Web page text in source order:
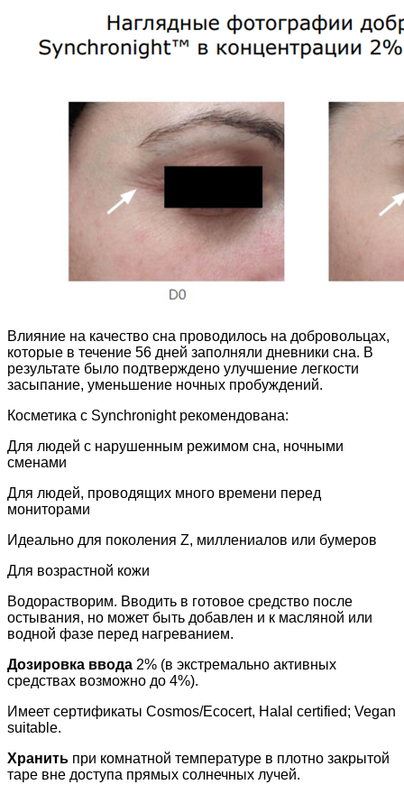
Влияние на качество сна проводилось на добровольцах,
которые в течение 56 дней заполняли дневники сна. В
результате было подтверждено улучшение легкости
засыпание, уменьшение ночных пробуждений.
Косметика с Synchronight рекомендована:
Для людей с нарушенным режимом сна, ночными
сменами
Для людей, проводящих много времени перед
мониторами
Идеально для поколения Z, миллениалов или бумеров
Для возрастной кожи
Водорастворим. Вводить в готовое средство после
остывания, но может быть добавлен и к масляной или
водной фазе перед нагреванием.
Дозировка ввода 2% (в экстремально активных
средствах возможно до 4%).
Имеет сертификаты Cosmos/Ecocert, Halal certified; Vegan
suitable.
Хранить при комнатной температуре в плотно закрытой
таре вне доступа прямых солнечных лучей.